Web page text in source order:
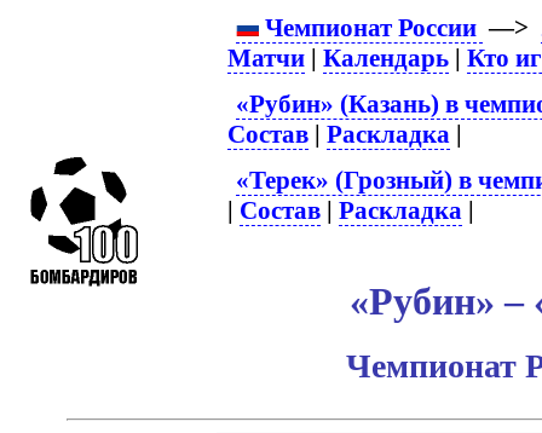
Чемпионат России —>
Матчи |Календарь |Кто
«Рубин» (Казань) в
Состав |Раскладка |
«Терек» (Грозный) в
| Состав |Раскладка |
«Рубин» –
Чемпионат